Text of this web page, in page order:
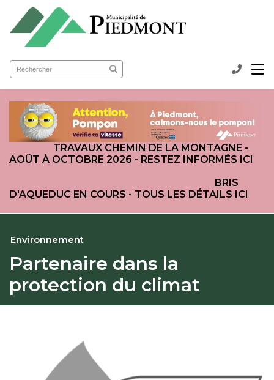
(Ma municipalité )
(Loisirs et culture )
TRAVAUX CHEMIN DE LA MONTAGNE -
AOÛT À OCTOBRE 2026 - RESTEZ INFORMÉS ICI
BRIS
D'AQUEDUC EN COURS - TOUS LES DÉTAILS ICI
Environnement
Partenaire dans la
protection du climat